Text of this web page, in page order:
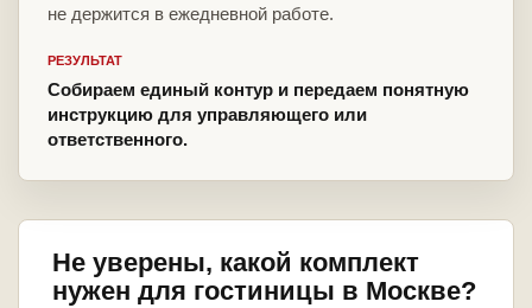
не держится в ежедневной работе.
РЕЗУЛЬТАТ
Собираем единый контур и передаем понятную
инструкцию для управляющего или
ответственного.
Не уверены, какой комплект
нужен для гостиницы в Москве?